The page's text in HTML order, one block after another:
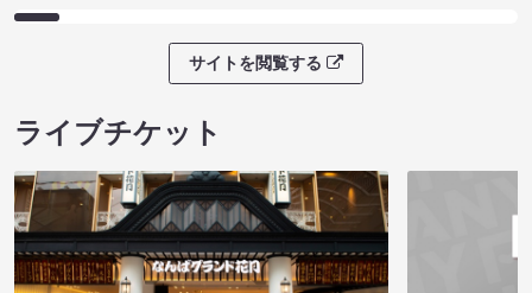
サイトを閲覧する
ライブチケット